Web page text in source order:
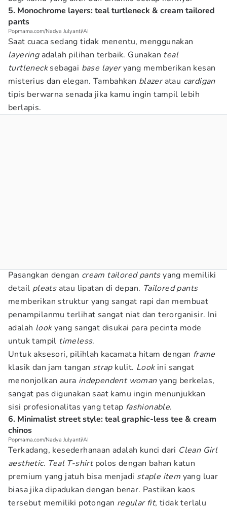
5. Monochrome layers: teal turtleneck & cream tailored
pants
Popmama.com/Nadya Julyanti/AI
Saat cuaca sedang tidak menentu, menggunakan
layeringadalah pilihan terbaik. Gunakan teal
turtlenecksebagai base layeryang memberikan kesan
misterius dan elegan. Tambahkan blazeratau cardigan
tipis berwarna senada jika kamu ingin tampil lebih
berlapis.
Pasangkan dengan cream tailored pantsyang memiliki
detail pleatsatau lipatan di depan. Tailored pants
memberikan struktur yang sangat rapi dan membuat
penampilanmu terlihat sangat niat dan terorganisir. Ini
adalah lookyang sangat disukai para pecinta mode
untuk tampil timeless.
Untuk aksesori, pilihlah kacamata hitam dengan frame
klasik dan jam tangan strapkulit. Lookini sangat
menonjolkan aura independent womanyang berkelas,
sangat pas digunakan saat kamu ingin menunjukkan
sisi profesionalitas yang tetap fashionable.
6. Minimalist street style: teal graphic-less tee & cream
chinos
Popmama.com/Nadya Julyanti/AI
Terkadang, kesederhanaan adalah kunci dari Clean Girl
aesthetic. Teal T-shirtpolos dengan bahan katun
premium yang jatuh bisa menjadi staple item yang luar
biasa jika dipadukan dengan benar. Pastikan kaos
tersebut memiliki potongan regular fit, tidak terlalu